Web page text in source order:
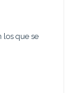
los que se